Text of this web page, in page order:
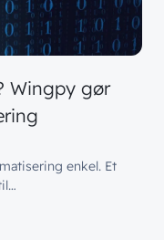
Wingpy gør
enkel. Et